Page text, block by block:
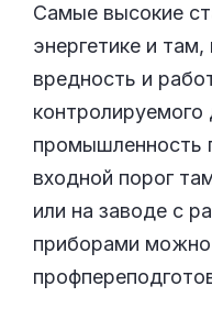
Самые высокие
энергетике и там,
вредность и
промышленность
входной порог
или на заводе с
приборами можно